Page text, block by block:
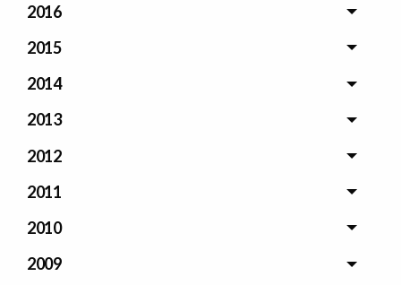
2016
2015
2014
2013
2012
2011
2010
2009